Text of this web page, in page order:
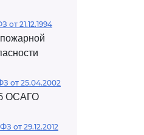
от 21.12.1994
от 25.04.2002
ОСАГО
от 29.12.2012